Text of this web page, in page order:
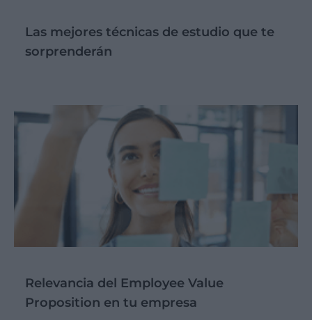
Las mejores técnicas de estudio que te
sorprenderán
Relevancia del Employee Value
Proposition en tu empresa